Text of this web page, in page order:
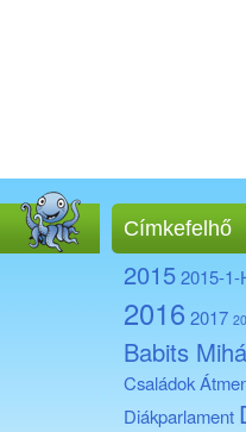
Címkefelhő
20152015-1-
2016 2017
Babits
Családok
Diákparlament